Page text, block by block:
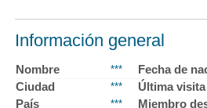
Iniciar sesión
Contáctenos
Información general
Nombre ***
Fecha de
Ciudad
***
Última visita
País
*** Miembro